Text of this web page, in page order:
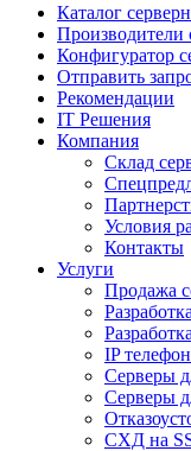
Каталог
Производители
Конфигуратор
Отправить
Рекомендации
IT Решения
Компания
Склад
Условия
Контакты
Услуги
Продажа
IP
Серверы
Серверы
СХД на